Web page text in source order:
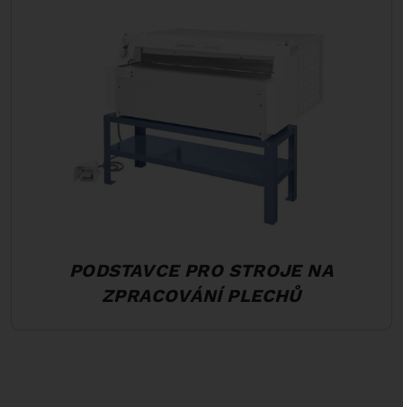
PODSTAVCE PRO STROJE NA
ZPRACOVÁNÍ PLECHŮ